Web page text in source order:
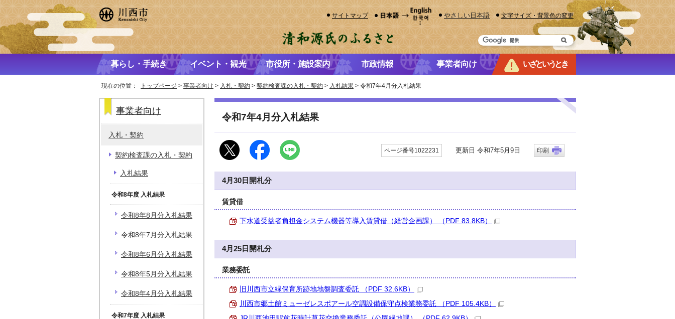
サイトマップ やさしい日本語 文字サイズ・背景色の変更
暮らし・手続き イベント・観光 市役所・施設案内 市政情報 事業者向け いざというとき
現在の位置： トップページ > 事業者向け > 入札・契約 > 契約検査課の入札・契約 > 入札結果 > 令和7年4月分入札結果
令和7年4月分入札結果
ページ番号1022231 更新日 令和7年5月9日 印刷
4月30日開札分
賃貸借
下水道受益者負担金システム機器等導入賃貸借（経営企画課） （PDF 83.8KB）
4月25日開札分
業務委託
旧川西市立緑保育所跡地地盤調査委託 （PDF 32.6KB）
川西市郷土館ミューゼレスポアール空調設備保守点検業務委託 （PDF 105.4KB）
事業者向け
入札・契約
契約検査課の入札・契約
入札結果
令和8年度 入札結果
令和8年8月分入札結果
令和8年7月分入札結果
令和8年6月分入札結果
令和8年5月分入札結果
令和8年4月分入札結果
令和7年度 入札結果